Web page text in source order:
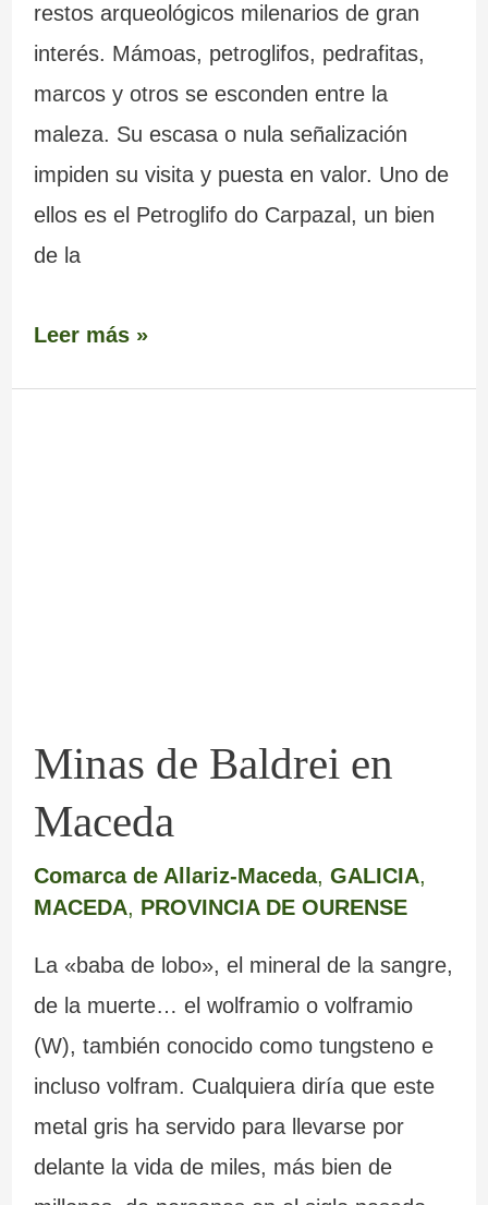
restos arqueológicos milenarios de gran
interés. Mámoas, petroglifos, pedrafitas,
marcos y otros se esconden entre la
maleza. Su escasa o nula señalización
impiden su visita y puesta en valor. Uno de
ellos es el Petroglifo do Carpazal, un bien
de la
Leer más »
Minas de Baldrei en
Maceda
Comarca de Allariz-Maceda, GALICIA,
MACEDA, PROVINCIA DE OURENSE
La «baba de lobo», el mineral de la sangre,
de la muerte… el wolframio o volframio
(W), también conocido como tungsteno e
incluso volfram. Cualquiera diría que este
metal gris ha servido para llevarse por
delante la vida de miles, más bien de